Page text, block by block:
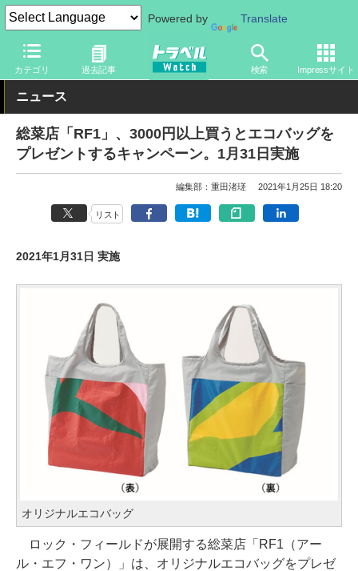
Powered by Translate
カテゴリ 過去記事 検索 Impressサイト
トラベル Watch 旅の情報 観光地
ニュース
総菜店「RF1」、3000円以上買うとエコバッグを
プレゼントするキャンペーン。1月31日実施
編集部：重田渚瑳 2021年1月25日 18:20
リスト
2021年1月31日 実施
オリジナルエコバッグ
ロック・フィールドが展開する総菜店「RF1（アー
ル・エフ・ワン）」は、オリジナルエコバッグをプレゼ